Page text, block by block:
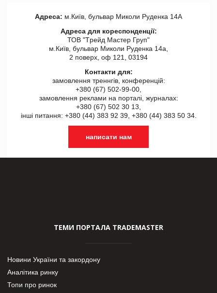
Адреса: м.Київ, бульвар Миколи Руденка 14А
Адреса для кореспонденції:
ТОВ "Tрейд Мастер Груп"
м.Київ, бульвар Миколи Руденка 14а,
2 поверх, оф 121, 03194
Контакти для:
замовлення треннгів, конференцій:
+380 (67) 502-99-00,
замовлення реклами на порталі, журналах:
+380 (67) 502 30 13,
інші питання: +380 (44) 383 92 39, +380 (44) 383 50 34.
написати нам
ТЕМИ ПОРТАЛА TRADEMASTER
Новини України та закордону
Аналітика ринку
Топи про ринок